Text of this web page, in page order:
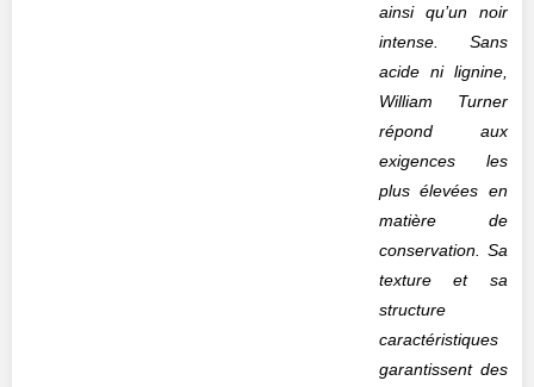
ainsi qu’un noir
intense. Sans
acide ni lignine,
William Turner
répond aux
exigences les
plus élevées en
matière de
conservation. Sa
texture et sa
structure
caractéristiques
garantissent des